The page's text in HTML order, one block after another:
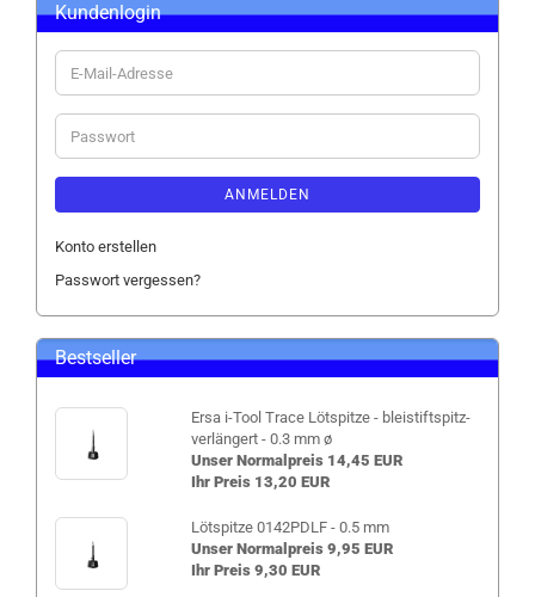
Kundenlogin
E-
Mail-
Adresse
Passwort
ANMELDEN
Konto erstellen
Passwort vergessen?
Bestseller
Ersa i-Tool Trace Lötspitze - bleistiftspitz-
verlängert - 0.3 mm ø
Unser Normalpreis 14,45 EUR
Ihr Preis 13,20 EUR
Lötspitze 0142PDLF - 0.5 mm
Unser Normalpreis 9,95 EUR
Ihr Preis 9,30 EUR